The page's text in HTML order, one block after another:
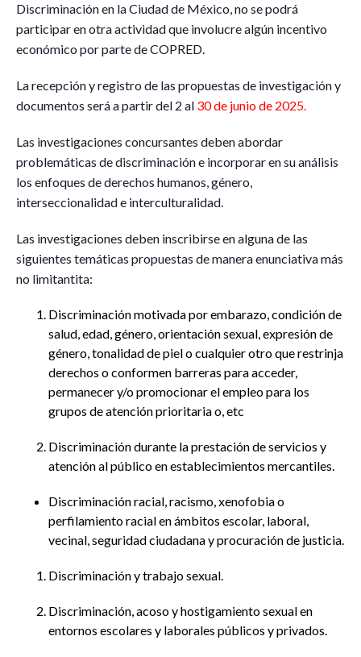
Discriminación en la Ciudad de México, no se podrá
participar en otra actividad que involucre algún incentivo
económico por parte de COPRED.
La recepción y registro de las propuestas de investigación y
documentos será a partir del 2 al 30 de junio de 2025.
Las investigaciones concursantes deben abordar
problemáticas de discriminación e incorporar en su análisis
los enfoques de derechos humanos, género,
interseccionalidad e interculturalidad.
Las investigaciones deben inscribirse en alguna de las
siguientes temáticas propuestas de manera enunciativa más
no limitantita:
Discriminación motivada por embarazo, condición de
salud, edad, género, orientación sexual, expresión de
género, tonalidad de piel o cualquier otro que restrinja
derechos o conformen barreras para acceder,
permanecer y/o promocionar el empleo para los
grupos de atención prioritaria o, etc
Discriminación durante la prestación de servicios y
atención al público en establecimientos mercantiles.
Discriminación racial, racismo, xenofobia o
perfilamiento racial en ámbitos escolar, laboral,
vecinal, seguridad ciudadana y procuración de justicia.
Discriminación y trabajo sexual.
Discriminación, acoso y hostigamiento sexual en
entornos escolares y laborales públicos y privados.